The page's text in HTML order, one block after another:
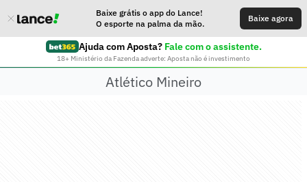
Baixe grátis o app do Lance!
O esporte na palma da mão.
Baixe agora
Ajuda com Aposta? Fale com o assistente.
18+ Ministério da Fazenda adverte: Aposta não é investimento
Atlético Mineiro